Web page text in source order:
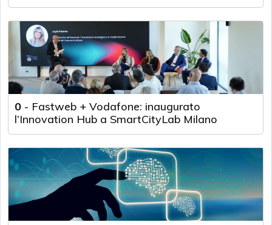
0 - Fastweb + Vodafone: inaugurato
l’Innovation Hub a SmartCityLab Milano